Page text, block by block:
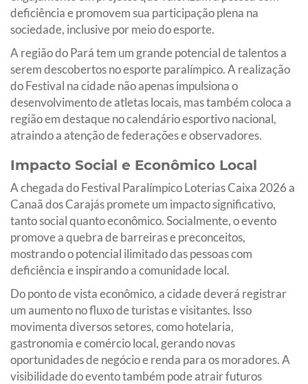
deficiência e promovem sua participação plena na
sociedade, inclusive por meio do esporte.
A região do Pará tem um grande potencial de talentos a
serem descobertos no esporte paralímpico. A realização
do Festival na cidade não apenas impulsiona o
desenvolvimento de atletas locais, mas também coloca a
região em destaque no calendário esportivo nacional,
atraindo a atenção de federações e observadores.
Impacto Social e Econômico Local
A chegada do Festival Paralímpico Loterias Caixa 2026 a
Canaã dos Carajás promete um impacto significativo,
tanto social quanto econômico. Socialmente, o evento
promove a quebra de barreiras e preconceitos,
mostrando o potencial ilimitado das pessoas com
deficiência e inspirando a comunidade local.
Do ponto de vista econômico, a cidade deverá registrar
um aumento no fluxo de turistas e visitantes. Isso
movimenta diversos setores, como hotelaria,
gastronomia e comércio local, gerando novas
oportunidades de negócio e renda para os moradores. A
visibilidade do evento também pode atrair futuros